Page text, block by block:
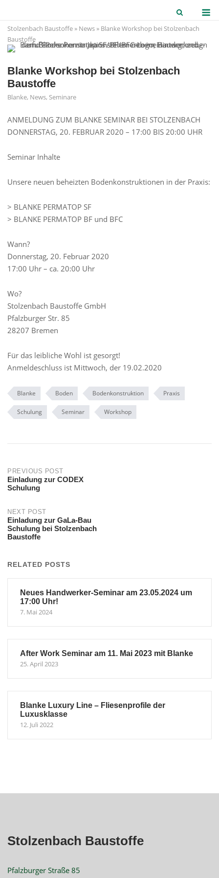
to
content
Stolzenbach Baustoffe » News » Blanke Workshop bei Stolzenbach
Baustoffe
Blanke Workshop bei Stolzenbach
Baustoffe
Blanke, News, Seminare
ANMELDUNG ZUM BLANKE SEMINAR BEI STOLZENBACH
DONNERSTAG, 20. FEBRUAR 2020 – 17:00 BIS 20:00 UHR
Seminar Inhalte
Unsere neuen beheizten Bodenkonstruktionen in der Praxis:
> BLANKE PERMATOP SF
> BLANKE PERMATOP BF und BFC
Wann?
Donnerstag, 20. Februar 2020
17:00 Uhr – ca. 20:00 Uhr
Wo?
Stolzenbach Baustoffe GmbH
Pfalzburger Str. 85
28207 Bremen
Für das leibliche Wohl ist gesorgt!
Anmeldeschluss ist Mittwoch, der 19.02.2020
Blanke Boden Bodenkonstruktion Praxis
Schulung Seminar Workshop
Post
navigation
PREVIOUS POST
Einladung zur CODEX
Schulung
NEXT POST
Einladung zur GaLa-Bau
Schulung bei Stolzenbach
Baustoffe
RELATED POSTS
Neues Handwerker-Seminar am 23.05.2024 um
17:00 Uhr!
7. Mai 2024
After Work Seminar am 11. Mai 2023 mit Blanke
25. April 2023
Blanke Luxury Line – Fliesenprofile der
Luxusklasse
12. Juli 2022
Stolzenbach Baustoffe
Pfalzburger Straße 85